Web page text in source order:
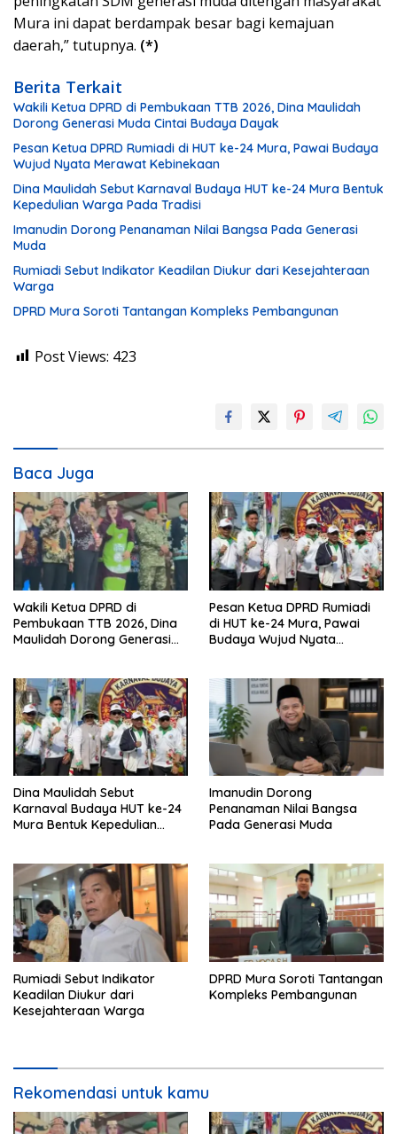
Mura ini dapat berdampak besar bagi kemajuan
daerah,” tutupnya. (*)
Berita Terkait
Wakili Ketua DPRD di Pembukaan TTB 2026, Dina Maulidah
Dorong Generasi Muda Cintai Budaya Dayak
Pesan Ketua DPRD Rumiadi di HUT ke-24 Mura, Pawai Budaya
Wujud Nyata Merawat Kebinekaan
Dina Maulidah Sebut Karnaval Budaya HUT ke-24 Mura Bentuk
Kepedulian Warga Pada Tradisi
Imanudin Dorong Penanaman Nilai Bangsa Pada Generasi
Muda
Rumiadi Sebut Indikator Keadilan Diukur dari Kesejahteraan
Warga
DPRD Mura Soroti Tantangan Kompleks Pembangunan
Post Views: 423
Baca Juga
Wakili Ketua DPRD di
Pembukaan TTB 2026, Dina
Maulidah Dorong Generasi
Pesan Ketua DPRD Rumiadi
di HUT ke-24 Mura, Pawai
Budaya Wujud Nyata
Dina Maulidah Sebut
Karnaval Budaya HUT ke-24
Mura Bentuk Kepedulian
Imanudin Dorong
Penanaman Nilai Bangsa
Pada Generasi Muda
Rumiadi Sebut Indikator
Keadilan Diukur dari
Kesejahteraan Warga
DPRD Mura Soroti Tantangan
Kompleks Pembangunan
Rekomendasi untuk kamu